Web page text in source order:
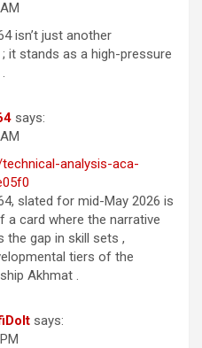
isn’t just another
it stands as a high-pressure
says:
analysis-aca-
slated for mid-May 2026 is
a card where the narrative
gap in skill sets ,
tiers of the
Akhmat .
says: